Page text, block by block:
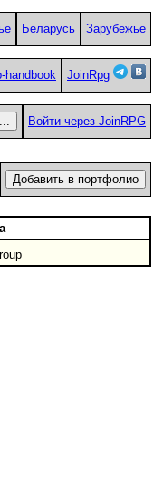
Беларусь Зарубежье
handbook JoinRpg
Войти через JoinRPG